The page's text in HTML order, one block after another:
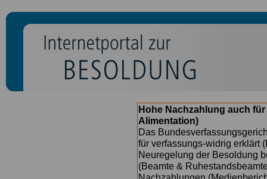
Hohe Nachzahlung auch
Alimentation)
Das
für verfassungs-widrig erklärt
Neuregelung der Besoldung
(Beamte &